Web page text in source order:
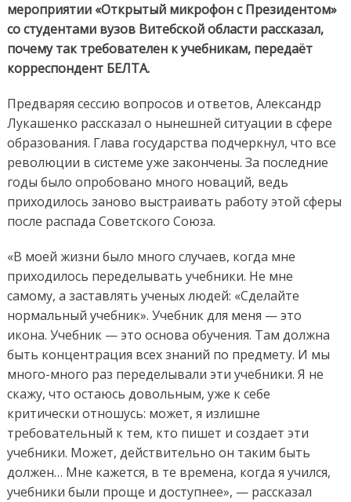
мероприятии «Открытый микрофон с Президентом»
со студентами вузов Витебской области рассказал,
почему так требователен к учебникам, передаёт
корреспондент БЕЛТА.
Предваряя сессию вопросов и ответов, Александр
Лукашенко рассказал о нынешней ситуации в сфере
образования. Глава государства подчеркнул, что все
революции в системе уже закончены. За последние
годы было опробовано много новаций, ведь
приходилось заново выстраивать работу этой сферы
после распада Советского Союза.
«В моей жизни было много случаев, когда мне
приходилось переделывать учебники. Не мне
самому, а заставлять ученых людей: «Сделайте
нормальный учебник». Учебник для меня — это
икона. Учебник — это основа обучения. Там должна
быть концентрация всех знаний по предмету. И мы
много-много раз переделывали эти учебники. Я не
скажу, что остаюсь довольным, уже к себе
критически отношусь: может, я излишне
требовательный к тем, кто пишет и создает эти
учебники. Может, действительно он таким быть
должен… Мне кажется, в те времена, когда я учился,
учебники были проще и доступнее», — рассказал